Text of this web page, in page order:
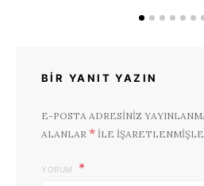
BIR YANIT YAZIN
E-POSTA ADRESINIZ
ALANLAR * ILE
YORUM